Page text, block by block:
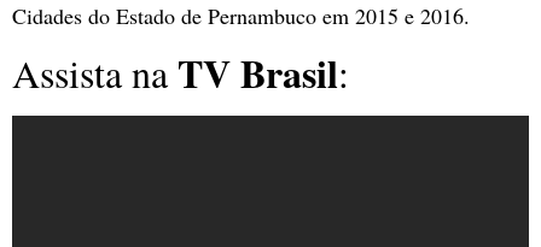
Cidades do Estado de Pernambuco em 2015 e 2016.
Assista na TV Brasil: